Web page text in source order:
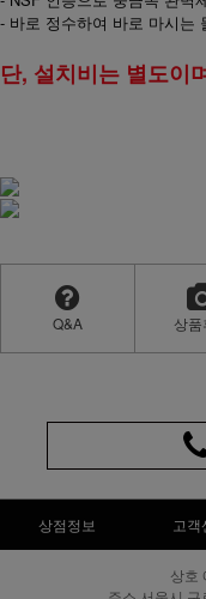
- 바로 정수하여 바로 마시는
단, 설치비는 별도이
Q&A 상품
상점정보 고객
상호